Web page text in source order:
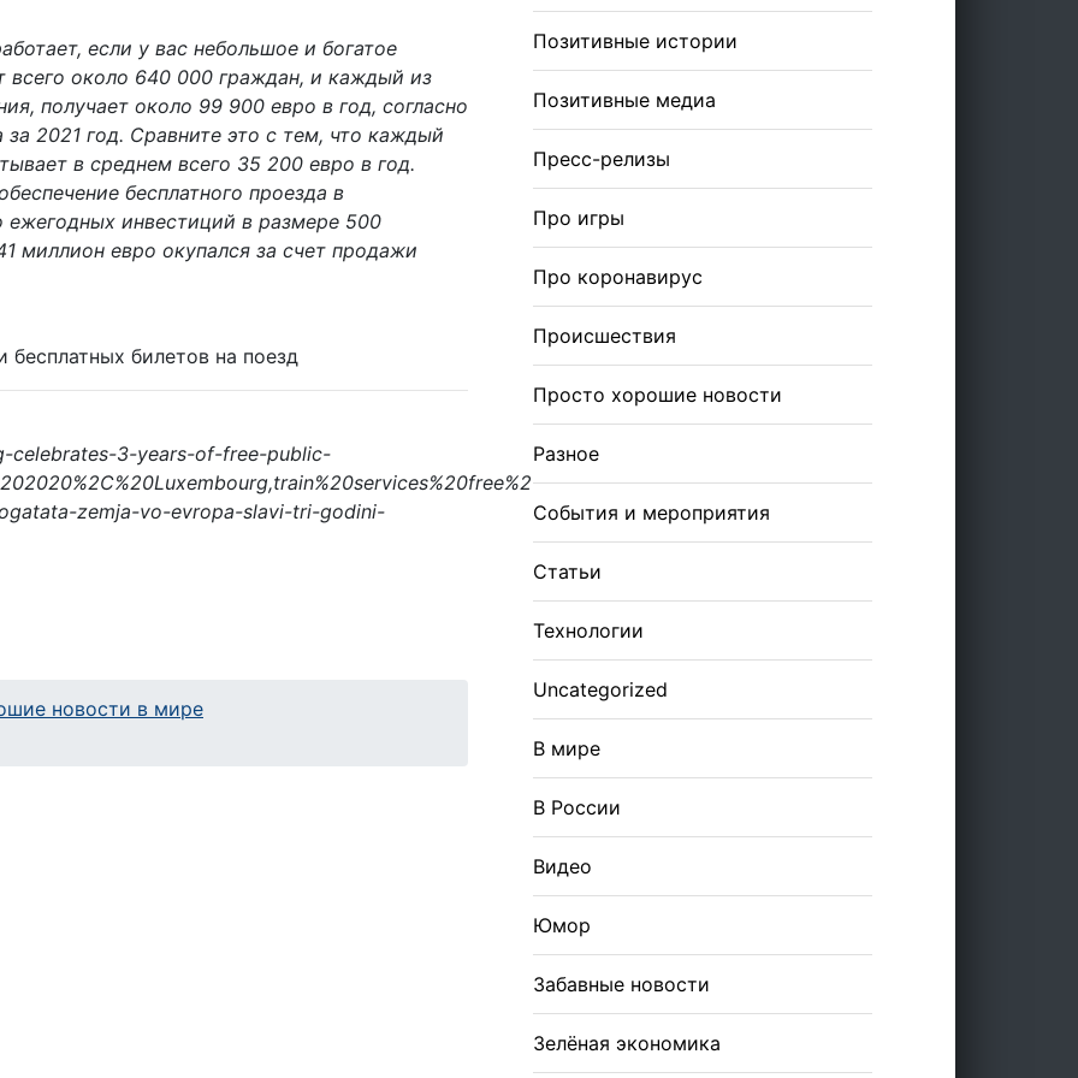
если у вас небольшое и богатое
всего около 640 000 граждан, и каждый из
получает около 99 900 евро в год, согласно
2021 год. Сравните это с тем, что каждый
в среднем всего 35 200 евро в год.
бесплатного проезда в
инвестиций в размере 500
миллион евро окупался за счет продажи
билетов на поезд
celebrates-3-years-of-free-public-
zemja-vo-evropa-slavi-tri-godini-
новости в мире
Позитивные истории
Позитивные медиа
Пресс-релизы
Про игры
Про коронавирус
Происшествия
Просто хорошие новости
Разное
События и мероприятия
Статьи
Технологии
Uncategorized
В мире
В России
Видео
Юмор
Забавные новости
Зелёная экономика